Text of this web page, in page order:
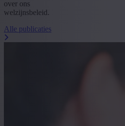
over ons
welzijnsbeleid.
Alle publicaties